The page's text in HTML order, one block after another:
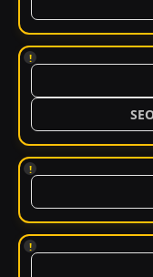
!
!
!